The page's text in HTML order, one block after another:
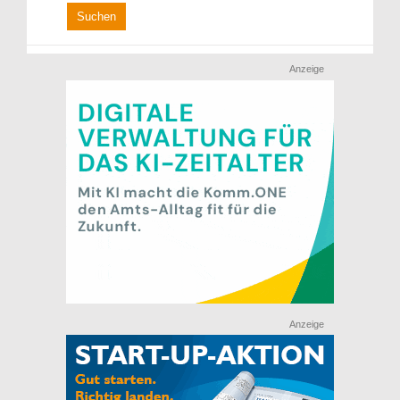
Anzeige
Anzeige